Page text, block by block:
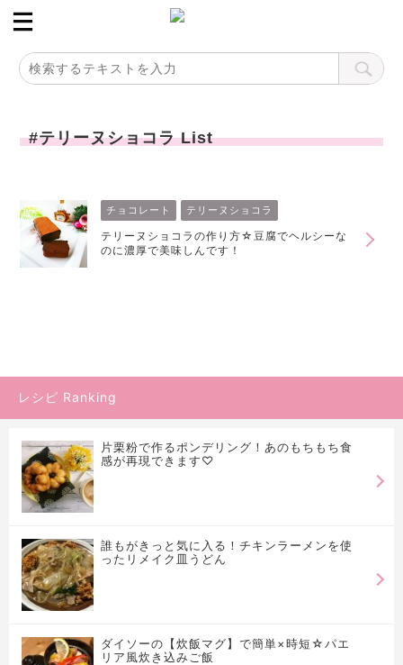
#テリーヌショコラ List
チョコレート テリーヌショコラ
テリーヌショコラの作り方☆豆腐でヘルシーな
のに濃厚で美味しんです！
レシピ Ranking
片栗粉で作るポンデリング！あのもちもち食
感が再現できます♡
誰もがきっと気に入る！チキンラーメンを使
ったリメイク皿うどん
ダイソーの【炊飯マグ】で簡単×時短☆パエ
リア風炊き込みご飯